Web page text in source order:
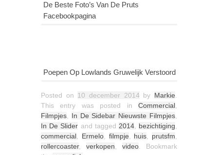
De Beste Foto’s Van De Pruts
Facebookpagina
Poepen Op Lowlands Gruwelijk Verstoord
Posted on 10 december 2014 by Markie
This entry was posted in Commercial
Filmpjes
In De Sidebar Nieuwste Filmpjes
In De Slider and tagged 2014, bezichtiging
commercial
Ermelo, filmpje huis prutsfm
rollercoaster, verkopen video . Bookmark